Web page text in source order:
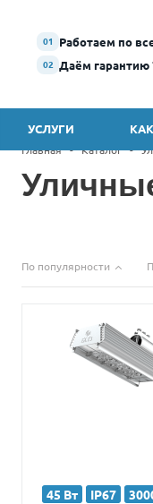
01 Работаем по
02 Даём гарантию
УСЛУГИ
Главная - Каталог -
По популярности
45 Вт IP67